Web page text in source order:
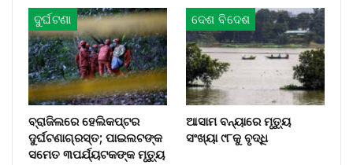
ଦୁର୍ଘଟଣା
ବ୍ରାଜିଲରେ ହେଲିକପ୍ଟର
ଦୁର୍ଘଟଣାଗ୍ରସ୍ତ; ପାଇଲଟଙ୍କ
ସମେତ ୩ପର୍ଯ୍ୟଟକଙ୍କ ମୃତ୍ୟୁ
ଦେଶ ବିଦେଶ
ଆସାମ ବନ୍ୟାରେ ମୃତ୍ୟୁ
ସଂଖ୍ୟା ୯୮କୁ ବୃଦ୍ଧି